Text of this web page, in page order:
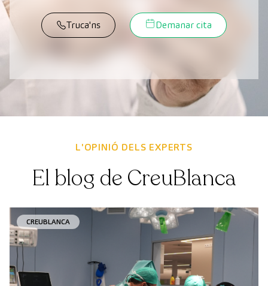
Truca'ns Demanar cita
L'OPINIÓ DELS EXPERTS
El blog de CreuBlanca
CREUBLANCA